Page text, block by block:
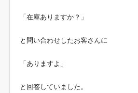
「在庫ありますか？」
と問い合わせしたお客さんに
「ありますよ」
と回答していました。